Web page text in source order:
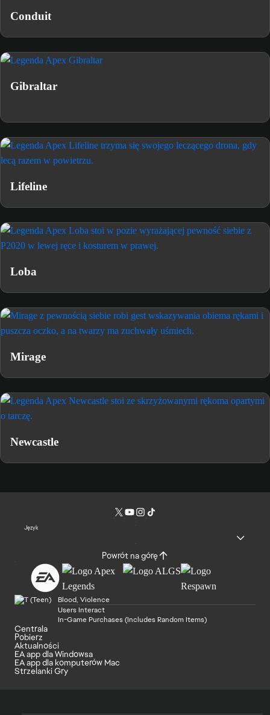
Conduit
Gibraltar
Lifeline
Loba
Mirage
Newcastle
Język
Powrót na górę
Blood, Violence
Users Interact
In-Game Purchases (Includes Random Items)
Centrala
Pobierz
Aktualności
EA app dla Windowsa
EA app dla komputerów Mac
Strzelanki Gry